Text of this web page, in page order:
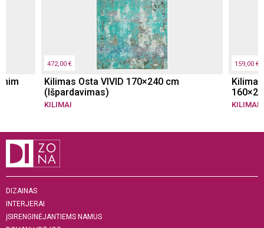
472,00 €
Kilimas Osta VIVID 170×240 cm
(Išpardavimas)
KILIMAI
159,00 €
KILIMAI
DIZAINAS
INTERJERAI
ĮSIRENGINĖJANTIEMS NAMUS